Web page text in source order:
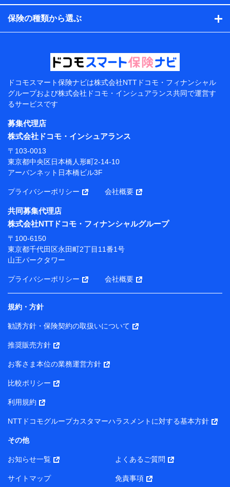
日、性別、保険契約者と被保険者の関係、保険加入の目
的、保険商品の内容、保険料、保険料のお支払方法、車
のメーカーや走行距離などの情報、建物の構造や築年数
などの情報、ペットの種類や年齢などの情報などが含ま
提供当事者から受領当事者が個人データを取得する方法
電子的・電磁的方法等
【共同して利用する者の範囲】
当社
株式会社NTTドコモ・フィナンシャルグループ
【利用目的】
当社または株式会社NTTドコモ・フィナンシャルグルー
プが提供する保険関連サービスにおけるユーザー登録受
付および管理のため
当社または株式会社NTTドコモ・フィナンシャルグルー
携会社の保険その他に関する情報を提供するため、また
維持管理等の委託業務遂行のため、またそれらに付帯、
関連する当社または株式会社NTTドコモ・フィナンシャ
ルグループおよび提携会社のサービスを案内、提供する
ため
（各サービスで取得したサービス利用履歴、ウェブサイ
トの閲覧履歴、購買履歴、ご契約内容等のパーソナルデ
ータを分析して、お客さまの趣味・嗜好・傾向に応じた
サービス・商品等に関するご提案や広告の配信等を行う
ことがあります。）
各種セミナーの開催のため
コンサルティングサービスの実施のため
アンケートやキャンペーン等の実施のため
上記に係る案内・手続き・管理等付帯業務を行うため
所・代表者名】
り）
株式会社NTTドコモ・フィナンシャルグループ 代表取締役
社長 廣井 孝史
東京都中央区日本橋人形町2-14-10 アーバンネット日本橋
株式会社ドコモ・インシュアランス 代表取締役社長 吉
村 忠義
保険の種類から選ぶ
ドコモスマート保険ナビは株式会社NTTドコモ・フィナンシャル
グループおよび株式会社ドコモ・インシュアランス共同で運営す
るサービスです
募集代理店
株式会社ドコモ・インシュアランス
〒103-0013
東京都中央区日本橋人形町2-14-10
アーバンネット日本橋ビル3F
プライバシーポリシー 会社概要
共同募集代理店
株式会社NTTドコモ・フィナンシャルグループ
〒100-6150
東京都千代田区永田町2丁目11番1号
山王パークタワー
プライバシーポリシー 会社概要
規約・方針
勧誘方針・保険契約の取扱いについて
推奨販売方針
お客さま本位の業務運営方針
比較ポリシー
利用規約
NTTドコモグループカスタマーハラスメントに対する基本方針
その他
お知らせ一覧 よくあるご質問
サイトマップ 免責事項